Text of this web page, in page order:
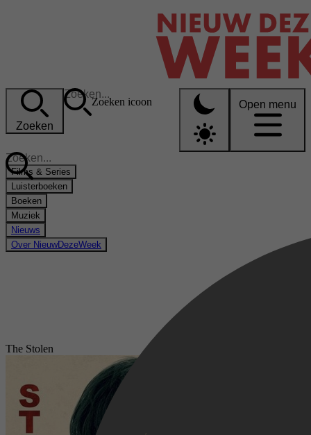
Zoeken
Zoeken icoon Open menu
Films & Series
Luisterboeken
Boeken
Muziek
Nieuws
Over NieuwDezeWeek
The Stolen